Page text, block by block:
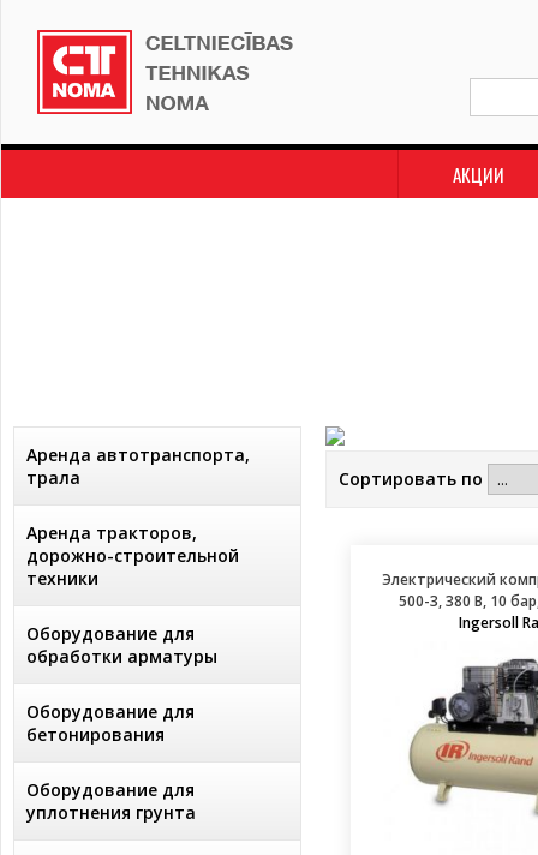
АКЦИИ
Аренда автотранспорта,
трала
Аренда тракторов,
дорожно-строительной
техники
Оборудование для
обработки арматуры
Оборудование для
бетонирования
Оборудование для
уплотнения грунта
Сортировать по
Электрический
500-3, 380 В, 10
Ingersoll